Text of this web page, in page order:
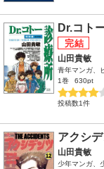
Dr.コト
山田貴敏
青年マンガ、
1巻
630pt
投稿数1件
アクシ
山田貴敏
少年マンガ、